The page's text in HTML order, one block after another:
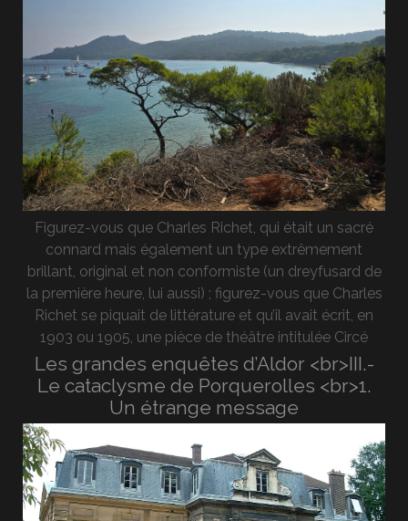
Figurez-vous que Charles Richet, qui était un sacré
connard mais également un type extrêmement
brillant, original et non conformiste (un dreyfusard de
la première heure, lui aussi) ; figurez-vous que Charles
Richet se piquait de littérature et qu’il avait écrit, en
1903 ou 1905, une pièce de théâtre intitulée Circé
Les grandes enquêtes d’Aldor <br>III.-
Le cataclysme de Porquerolles <br>1.
Un étrange message